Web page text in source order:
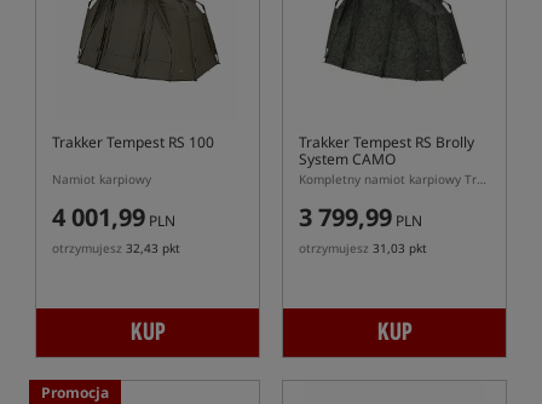
Trakker Tempest RS 100
Namiot karpiowy
4 001,99 PLN
otrzymujesz 32,43 pkt
KUP
Trakker Tempest RS Brolly
System CAMO
Kompletny namiot karpiowy Trakker Tempest RS Brolly System Camo
3 799,99 PLN
otrzymujesz 31,03 pkt
KUP
Promocja